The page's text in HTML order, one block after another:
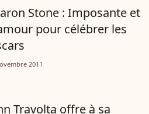
Stone : Imposante et
pour célébrer les
2011
Travolta offre à sa